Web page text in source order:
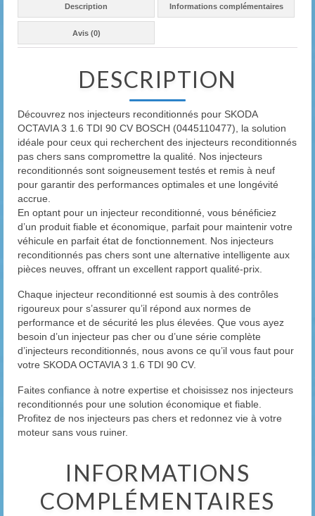
Description Informations complémentaires
Avis (0)
DESCRIPTION
Découvrez nos injecteurs reconditionnés pour SKODA
OCTAVIA 3 1.6 TDI 90 CV BOSCH (0445110477), la solution
idéale pour ceux qui recherchent des injecteurs reconditionnés
pas chers sans compromettre la qualité. Nos injecteurs
reconditionnés sont soigneusement testés et remis à neuf
pour garantir des performances optimales et une longévité
accrue.
En optant pour un injecteur reconditionné, vous bénéficiez
d’un produit fiable et économique, parfait pour maintenir votre
véhicule en parfait état de fonctionnement. Nos injecteurs
reconditionnés pas chers sont une alternative intelligente aux
pièces neuves, offrant un excellent rapport qualité-prix.
Chaque injecteur reconditionné est soumis à des contrôles
rigoureux pour s’assurer qu’il répond aux normes de
performance et de sécurité les plus élevées. Que vous ayez
besoin d’un injecteur pas cher ou d’une série complète
d’injecteurs reconditionnés, nous avons ce qu’il vous faut pour
votre SKODA OCTAVIA 3 1.6 TDI 90 CV.
Faites confiance à notre expertise et choisissez nos injecteurs
reconditionnés pour une solution économique et fiable.
Profitez de nos injecteurs pas chers et redonnez vie à votre
moteur sans vous ruiner.
INFORMATIONS
COMPLÉMENTAIRES